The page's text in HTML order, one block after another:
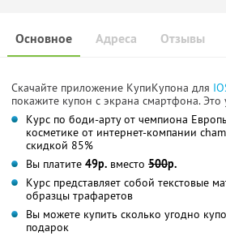
Основное Отзывы
Адреса
Скачайте приложение КупиКупона для
покажите купон с экрана смартфона. Это
Курс по боди-арту от чемпиона
косметике от интернет-компании
скидкой 85%
Вы платите 49р. вместо 500р.
Курс представляет собой текстовые
образцы трафаретов
Вы можете купить сколько угодно
подарок